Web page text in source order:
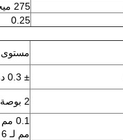
275 ميجا باسكال (40.000 رطل / بوصة مربعة)
0.25
مستوى R أو C أو مستوى A أو مستوى M أو اتجاه محدد
± 0.3 درجة
2 بوصة ، 3 بوصات ، 4 بوصات ، 6 بوصات ، 8 بوصات أو غيرها
مم لـ 6 بوصات